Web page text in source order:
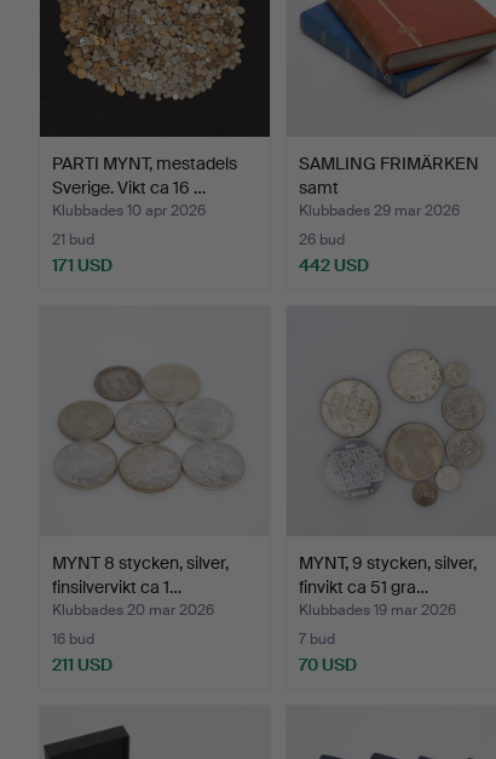
PARTI MYNT, mestadels
Sverige. Vikt ca 16 …
Klubbades 10 apr 2026
21 bud
171 USD
SAMLING FRIMÄRKEN
samt
RABATTFRIMÄRKEN, 2 …
Klubbades 29 mar 2026
26 bud
442 USD
MYNT 8 stycken, silver,
finsilvervikt ca 1…
Klubbades 20 mar 2026
16 bud
211 USD
MYNT, 9 stycken, silver,
finvikt ca 51 gra…
Klubbades 19 mar 2026
7 bud
70 USD